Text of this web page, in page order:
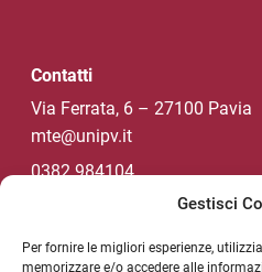
Gestisci
Per fornire le migliori esperienze,
memorizzare e/o accedere alle
Contatti
Via Ferrata, 6 – 27100 Pavia
mte@unipv.it
0382 984104
Social di Ateneo